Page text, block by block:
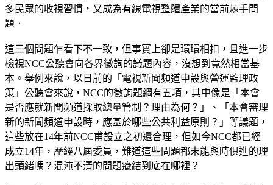
多民眾的收視習慣，又成為有線電視整體產業的當前棘手問
題．
這三個問題乍看下不一致，但事實上卻是環環相扣，且進一步
檢視NCC公聽會向各界徵詢的議題內容，沒想到竟然相當基
本。舉例來說，以日前的「電視新聞頻道申設與營運監理政
策」公聽會來說，NCC的徵詢題綱有五項，其中像是「本會
是否應就新聞頻道採取總量管制？理由為何？」、「本會審理
新的新聞頻道申設時，應基於哪些公共利益原則？」等議題，
這些放在14年前NCC甫設立之初還合理，但如今NCC都已經
成立14年，歷經八屆委員，難道這些問題都未能與時俱進的理
出頭緒嗎？混沌不清的問題癥結到底在哪裡？